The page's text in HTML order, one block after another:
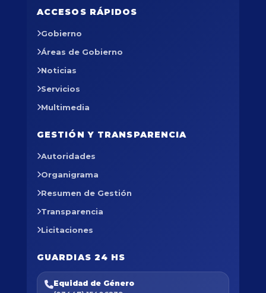
ACCESOS RÁPIDOS
Gobierno
Áreas de Gobierno
Noticias
Servicios
Multimedia
GESTIÓN Y TRANSPARENCIA
Autoridades
Organigrama
Resumen de Gestión
Transparencia
Licitaciones
GUARDIAS 24 HS
Equidad de Género